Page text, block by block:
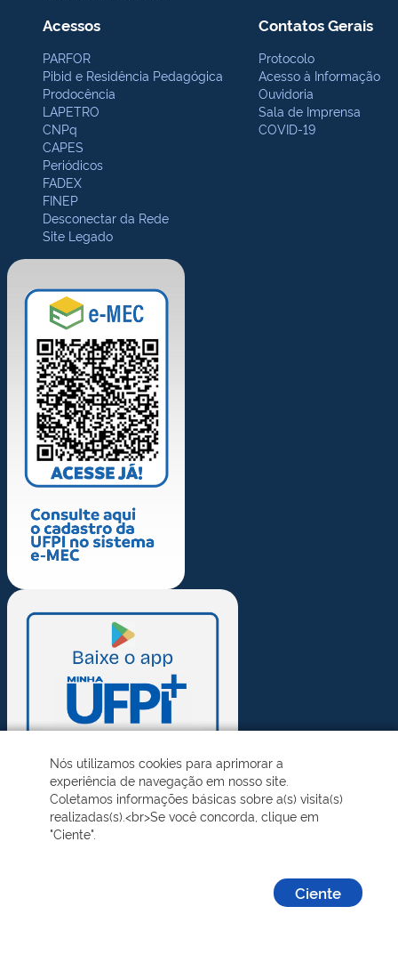
Acessos
PARFOR
Pibid e Residência Pedagógica
Prodocência
LAPETRO
CNPq
CAPES
Periódicos
FADEX
FINEP
Desconectar da Rede
Site Legado
Contatos Gerais
Protocolo
Acesso à Informação
Ouvidoria
Sala de Imprensa
COVID-19
Nós utilizamos cookies para aprimorar a
experiência de navegação em nosso site.
Coletamos informações básicas sobre a(s) visita(s)
realizadas(s).<br>Se você concorda, clique em
"Ciente".
Ciente